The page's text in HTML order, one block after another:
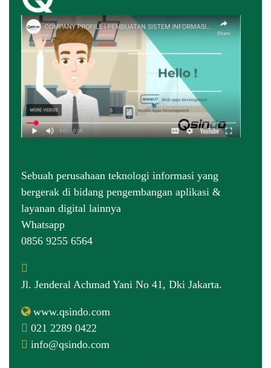
Sebuah perusahaan teknologi informasi yang
bergerak di bidang pengembangan aplikasi &
layanan digital lainnya
Whatsapp
0856 9255 6564
Jl. Jenderal Achmad Yani No 41, Dki Jakarta.
www.qsindo.com
021 2289 0422
info@qsindo.com